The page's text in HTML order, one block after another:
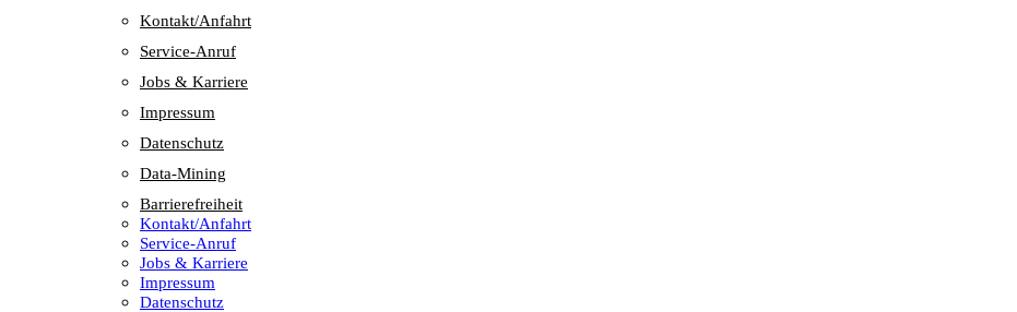
Kontakt/​​Anfahrt
Service-Anruf
Jobs & Karriere
Impres­sum
Daten­schutz
Data-Mining
Barrie­re­frei­heit
Kontakt/​​Anfahrt
Service-Anruf
Jobs & Karriere
Impres­sum
Daten­schutz